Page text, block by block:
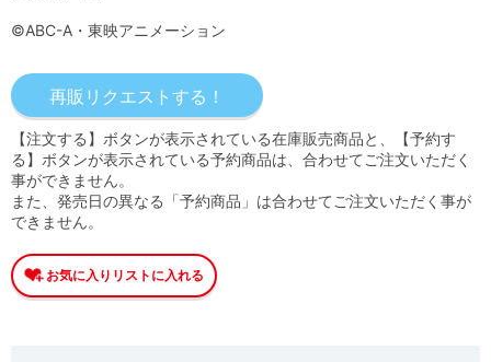
©ABC-A・東映アニメーション
【注文する】ボタンが表示されている在庫販売商品と、【予約す
る】ボタンが表示されている予約商品は、合わせてご注文いただく
事ができません。
また、発売日の異なる「予約商品」は合わせてご注文いただく事が
できません。